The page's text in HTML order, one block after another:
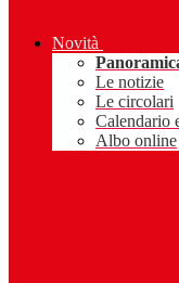
Novità
Le notizie
Le circolari
Calendario
Albo online